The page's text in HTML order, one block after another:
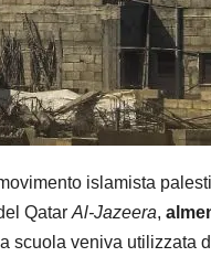
islamista
Qatar Al-Jazeera,
scuola veniva utilizzata